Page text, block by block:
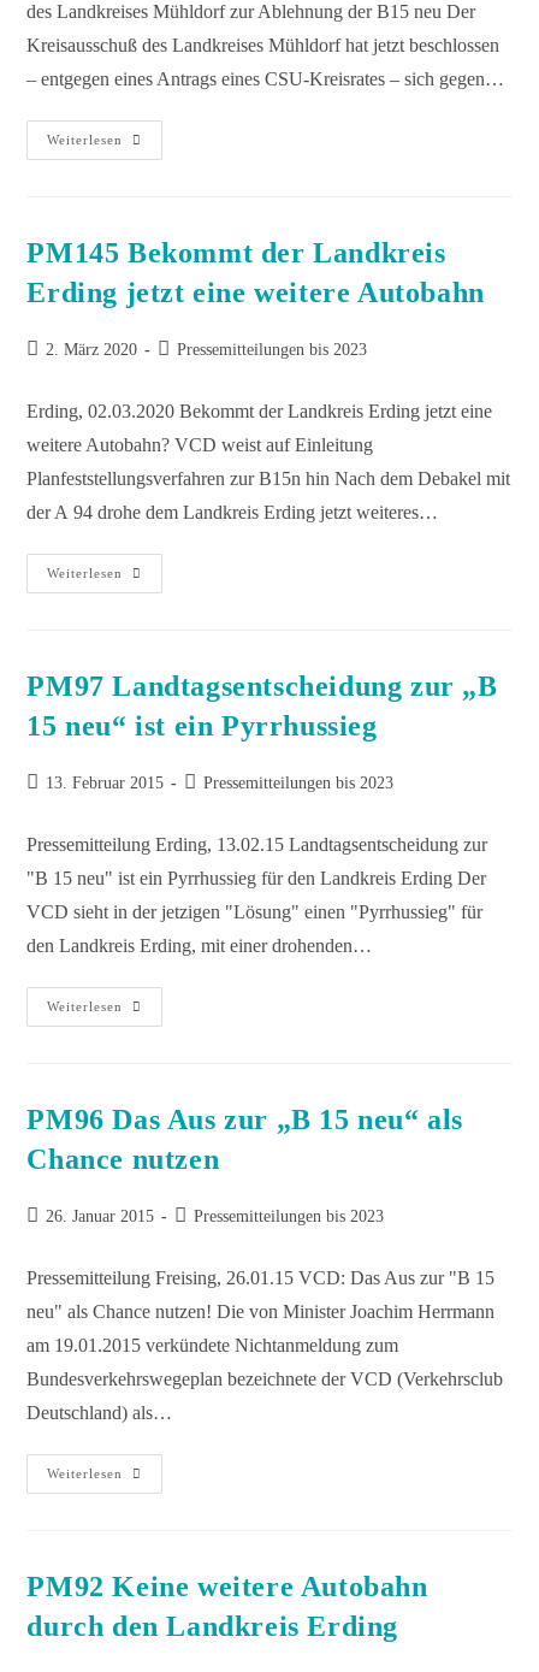
des Landkreises Mühldorf zur Ablehnung der B15 neu Der
Kreisausschuß des Landkreises Mühldorf hat jetzt beschlossen
– entgegen eines Antrags eines CSU-Kreisrates – sich gegen…
Weiterlesen
PM145 Bekommt der Landkreis
Erding jetzt eine weitere Autobahn
2. März 2020 Pressemitteilungen bis 2023
Erding, 02.03.2020 Bekommt der Landkreis Erding jetzt eine
weitere Autobahn? VCD weist auf Einleitung
Planfeststellungsverfahren zur B15n hin Nach dem Debakel mit
der A 94 drohe dem Landkreis Erding jetzt weiteres…
Weiterlesen
PM97 Landtagsentscheidung zur „B
15 neu“ ist ein Pyrrhussieg
13. Februar 2015 Pressemitteilungen bis 2023
Pressemitteilung Erding, 13.02.15 Landtagsentscheidung zur
"B 15 neu" ist ein Pyrrhussieg für den Landkreis Erding Der
VCD sieht in der jetzigen "Lösung" einen "Pyrrhussieg" für
den Landkreis Erding, mit einer drohenden…
Weiterlesen
PM96 Das Aus zur „B 15 neu“ als
Chance nutzen
26. Januar 2015 Pressemitteilungen bis 2023
Pressemitteilung Freising, 26.01.15 VCD: Das Aus zur "B 15
neu" als Chance nutzen! Die von Minister Joachim Herrmann
am 19.01.2015 verkündete Nichtanmeldung zum
Bundesverkehrswegeplan bezeichnete der VCD (Verkehrsclub
Deutschland) als…
Weiterlesen
PM92 Keine weitere Autobahn
durch den Landkreis Erding